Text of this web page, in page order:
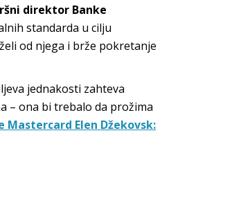
direktor Banke
standarda u cilju
od njega i brže pokretanje
jednakosti zahteva
– ona bi trebalo da prožima
Elen Džekovsk: